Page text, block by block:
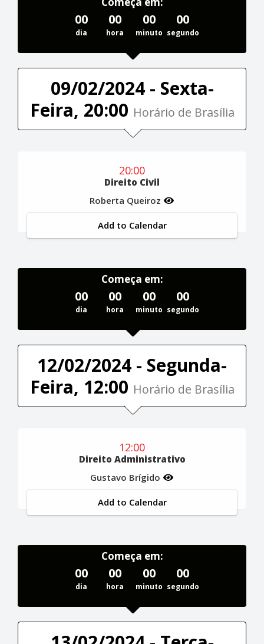
00
dia
00
hora
00
minuto
00
segundo
09/02/2024 - Sexta-
Feira, 20:00 Horário de Brasília
20:00
Direito Civil
Roberta Queiroz
Add to Calendar
Começa em:
00
dia
00
hora
00
minuto
00
segundo
12/02/2024 - Segunda-
Feira, 12:00 Horário de Brasília
12:00
Direito Administrativo
Gustavo Brígido
Add to Calendar
Começa em:
00
dia
00
hora
00
minuto
00
segundo